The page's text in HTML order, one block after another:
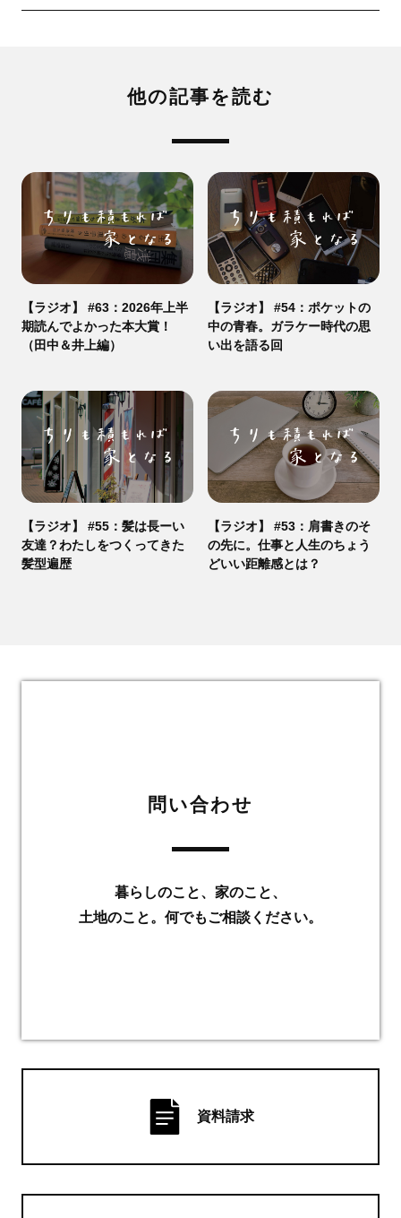
他の記事を読む
【ラジオ】 #63：2026年上半
期読んでよかった本大賞！
（田中＆井上編）
【ラジオ】 #54：ポケットの
中の青春。ガラケー時代の思
い出を語る回
【ラジオ】 #55：髪は長ーい
友達？わたしをつくってきた
髪型遍歴
【ラジオ】 #53：肩書きのそ
の先に。仕事と人生のちょう
どいい距離感とは？
資料請求
問い合わせ
暮らしのこと、家のこと、
土地のこと。何でもご相談ください。